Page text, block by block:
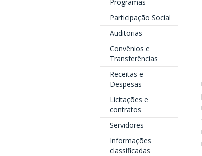
Programas
Participação Social
Auditorias
Convênios e
Transferências
Receitas e
Despesas
Licitações e
contratos
Servidores
Informações
classificadas